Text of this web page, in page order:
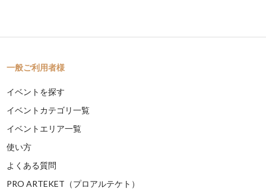
一般ご利用者様
イベントを探す
イベントカテゴリ一覧
イベントエリア一覧
使い方
よくある質問
PRO ARTEKET（プロアルテケト）